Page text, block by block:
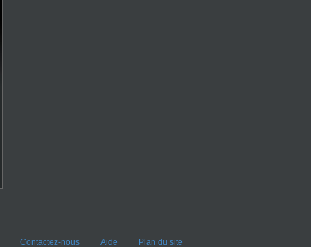
Contactez-nous Aide Plan du site